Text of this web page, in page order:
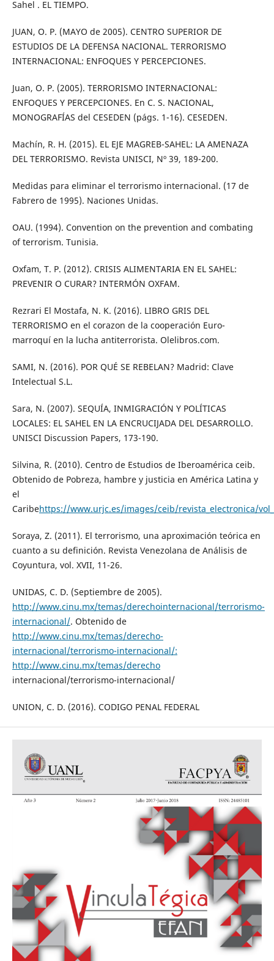
Sahel . EL TIEMPO.
JUAN, O. P. (MAYO de 2005). CENTRO SUPERIOR DE
ESTUDIOS DE LA DEFENSA NACIONAL. TERRORISMO
INTERNACIONAL: ENFOQUES Y PERCEPCIONES.
Juan, O. P. (2005). TERRORISMO INTERNACIONAL:
ENFOQUES Y PERCEPCIONES. En C. S. NACIONAL,
MONOGRAFÍAS del CESEDEN (págs. 1-16). CESEDEN.
Machín, R. H. (2015). EL EJE MAGREB-SAHEL: LA AMENAZA
DEL TERRORISMO. Revista UNISCI, Nº 39, 189-200.
Medidas para eliminar el terrorismo internacional. (17 de
Fabrero de 1995). Naciones Unidas.
OAU. (1994). Convention on the prevention and combating
of terrorism. Tunisia.
Oxfam, T. P. (2012). CRISIS ALIMENTARIA EN EL SAHEL:
PREVENIR O CURAR? INTERMÓN OXFAM.
Rezrari El Mostafa, N. K. (2016). LIBRO GRIS DEL
TERRORISMO en el corazon de la cooperación Euro-
marroquí en la lucha antiterrorista. Olelibros.com.
SAMI, N. (2016). POR QUÉ SE REBELAN? Madrid: Clave
Intelectual S.L.
Sara, N. (2007). SEQUÍA, INMIGRACIÓN Y POLÍTICAS
LOCALES: EL SAHEL EN LA ENCRUCIJADA DEL DESARROLLO.
UNISCI Discussion Papers, 173-190.
Silvina, R. (2010). Centro de Estudios de Iberoamérica ceib.
Obtenido de Pobreza, hambre y justicia en América Latina y
el
Caribehttps://www.urjc.es/images/ceib/revista_electronica/
Soraya, Z. (2011). El terrorismo, una aproximación teórica en
cuanto a su definición. Revista Venezolana de Análisis de
Coyuntura, vol. XVII, 11-26.
UNIDAS, C. D. (Septiembre de 2005).
http://www.cinu.mx/temas/derechointernacional/terrorismo-
internacional/. Obtenido de
http://www.cinu.mx/temas/derecho-
internacional/terrorismo-internacional/:
http://www.cinu.mx/temas/derecho
internacional/terrorismo-internacional/
UNION, C. D. (2016). CODIGO PENAL FEDERAL